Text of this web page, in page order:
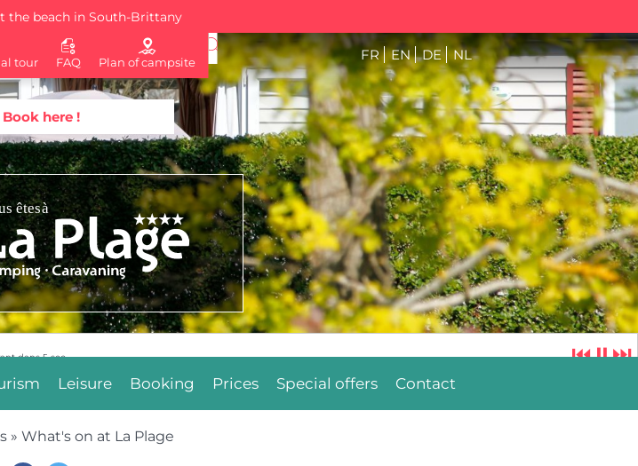
the beach in South-Brittany
FR EN DE NL
tour FAQ Plan of campsite
Book here !
dans4sec. ⏮⏸⏭
Leisure Booking Prices Special offers Contact
» What's on at La Plage